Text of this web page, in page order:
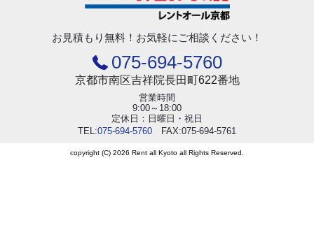
お見積もり無料！ お気軽にご相談ください！
075-694-5760
京都市南区吉祥院長田町622番地
営業時間
9:00～18:00
定休日：日曜日・祝日
TEL:075-694-5760 FAX:075-694-5761
copyright (C) 2026 Rent all Kyoto all Rights Reserved.